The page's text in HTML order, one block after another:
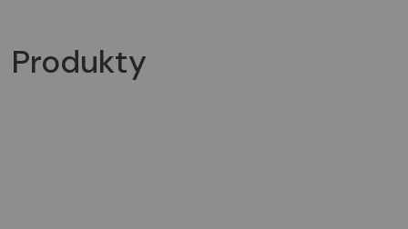
Produkty